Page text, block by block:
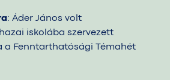
: Áder János volt
iskolába szervezett
a Fenntarthatósági Témahét